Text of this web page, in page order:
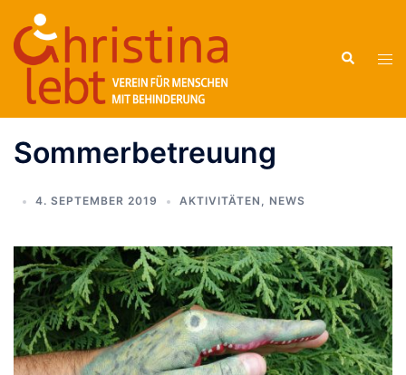
Inhalt
springen
Suche
Sommerbetreuung
4. SEPTEMBER 2019 AKTIVITÄTEN , NEWS